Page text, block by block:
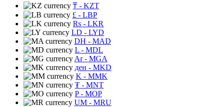
₸ - KZT
£ - LBP
Rs - LKR
LD - LYD
DH - MAD
L - MDL
Ar- MGA
ден - MKD
K - MMK
₮ - MNT
P- MOP
UM - MRU